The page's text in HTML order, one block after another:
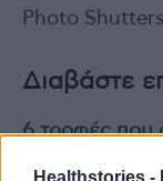
Healthstories -
Photo
Διαβάστε
6 τροφές που